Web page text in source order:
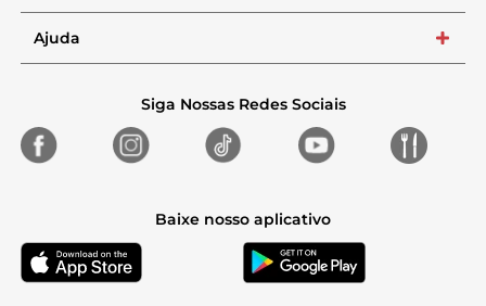
Ajuda +
Siga Nossas Redes Sociais
Baixe nosso aplicativo